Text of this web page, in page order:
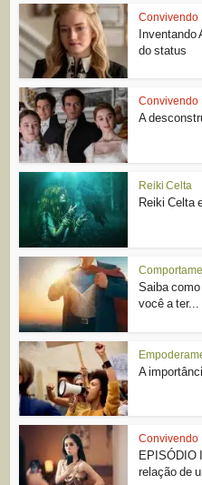
Convivendo
Inventando
do status
Convivendo
A
Reiki Celta
Reiki Celta
Saiba
você a ter...
A
Convivendo
EPISÓDIO
relação de